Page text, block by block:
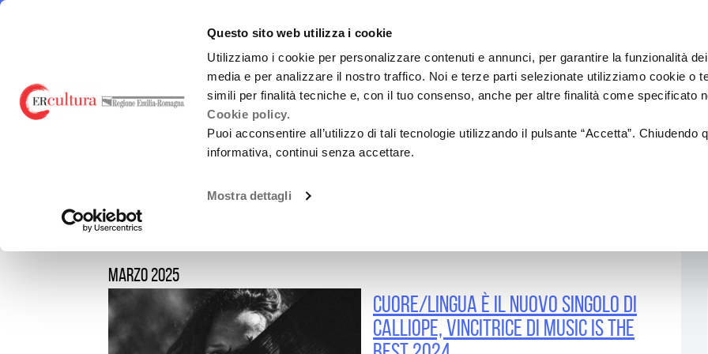
Questo sito web utilizza i cookie
Utilizziamo i cookie per personalizzare contenuti e annunci, per garantire la funzionalità
media e per analizzare il nostro traffico. Noi e terze parti selezionate utilizziamo cookie o
simili per finalità tecniche e, con il tuo consenso, anche per altre finalità come specificato
Cookie policy.
Puoi acconsentire all’utilizzo di tali tecnologie utilizzando il pulsante “Accetta”. Chiudendo
informativa, continui senza accettare.
Mostra dettagli
Torna
Cerca
Salta
Salta
emiliaromagnacultura/E-R Music Commission
E-R MUSIC COMMISSION
Guida alla Produzione
VIRALISSIMA
FINANZIAMENTI PROGETTI SOSTENUTI
Produzioni
Professionale
Altre
Assessorato
Cultura
Paesaggio
News
marzo 2025
cuore/lingua È IL NUOVO SINGOLO DI
CALLIOPE, VINCITRICE DI MUSIC IS THE